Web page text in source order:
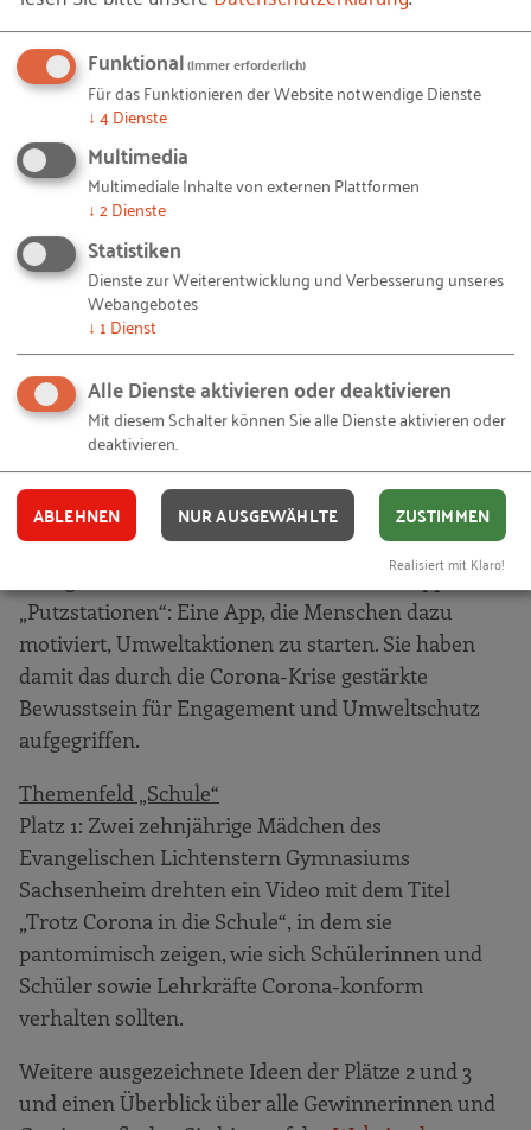
Die ersten Plätze in den
verschiedenen Bereichen
Themenfeld „Wirtschaft“
Platz 1: Ein Team aus drei Schülerinnen und
Schülern im Alter zwischen 10 und 13 Jahren vom
Evangelischen Mörike Gymnasiums Stuttgart
möchte eine Website für lokale Händler entwickeln.
Projekte geleistet werden. Dem Käufer werden beim
Produktkauf Spendenprojekte vorgeschlagen.
Platz 1: Eine Gruppe von zwei Mädchen, die 13 Jahre
alt sind und das Evangelische Mörike Gymnasium
Stuttgart besuchen, hatte die Idee für die App
„Putzstationen“: Eine App, die Menschen dazu
motiviert, Umweltaktionen zu starten. Sie haben
damit das durch die Corona-Krise gestärkte
Bewusstsein für Engagement und Umweltschutz
aufgegriffen.
Themenfeld „Schule“
Platz 1: Zwei zehnjährige Mädchen des
Evangelischen Lichtenstern Gymnasiums
Sachsenheim drehten ein Video mit dem Titel
„Trotz Corona in die Schule“, in dem sie
pantomimisch zeigen, wie sich Schülerinnen und
Schüler sowie Lehrkräfte Corona-konform
verhalten sollten.
Weitere ausgezeichnete Ideen der Plätze 2 und 3
und einen Überblick über alle Gewinnerinnen und
Funktional(immer erforderlich)
Für das Funktionieren der Website notwendige Dienste
↓ 4Dienste
Multimedia
Multimediale Inhalte von externen Plattformen
↓ 2Dienste
Statistiken
Dienste zur Weiterentwicklung und Verbesserung unseres
Webangebotes
↓ 1 Dienst
Alle Dienste aktivieren oder deaktivieren
Mit diesem Schalter können Sie alle Dienste aktivieren oder
deaktivieren.
ABLEHNEN NUR AUSGEWÄHLTE ZUSTIMMEN
Realisiert mit Klaro!